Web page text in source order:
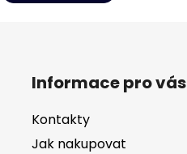
Informace pro vás
Kontakty
Jak nakupovat